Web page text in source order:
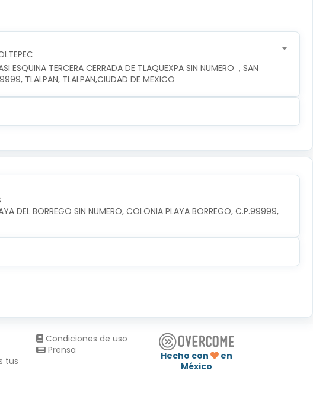
ESQUINA TERCERA CERRADA DE TLAQUEXPA SIN NUMERO  , SAN
TLALPAN, TLALPAN,CIUDAD DE MEXICO
DEL BORREGO SIN NUMERO, COLONIA PLAYA BORREGO, C.P.99999,
tus
Condiciones de uso
Prensa
Hecho con
en
México